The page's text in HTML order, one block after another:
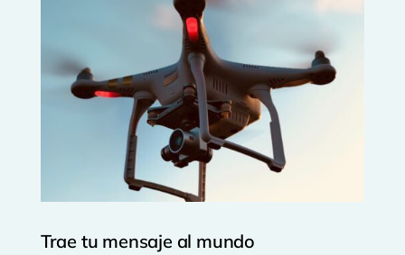
Trae tu mensaje al mundo